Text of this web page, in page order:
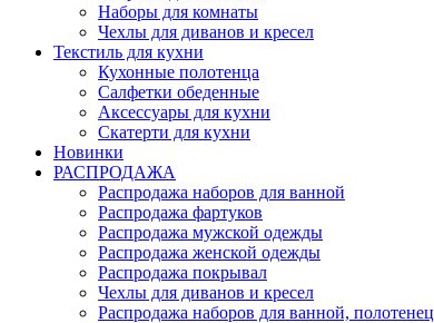
Наборы для комнаты
Чехлы для диванов и кресел
Текстиль для кухни
Кухонные полотенца
Салфетки обеденные
Аксессуары для кухни
Скатерти для кухни
Новинки
РАСПРОДАЖА
Распродажа наборов для ванной
Распродажа фартуков
Распродажа мужской одежды
Распродажа женской одежды
Распродажа покрывал
Чехлы для диванов и кресел
Распродажа наборов для ванной, полотенец